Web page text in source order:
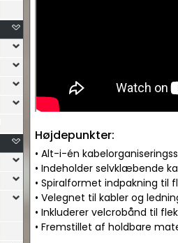
Højdepunkter:
• Alt-i-én
• Indeholder selvklæbende
• Spiralformet indpakning til
• Velegnet til kabler og
• Inkluderer velcrobånd til
• Fremstillet af holdbare